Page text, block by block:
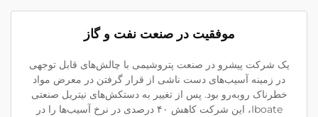
موفقیت در صنعت نفت و گاز
یک شرکت پیشرو در صنعت پتروشیمی با چالش‌های قابل توجهی
در زمینه آسیب‌های دست ناشی از قرار گرفتن در معرض مواد
خطرناک روبه‌رو بود. پس از تغییر به دستکش‌های نیتریل صنعتی
Iboate، این شرکت کاهش ۴۰ درصدی در نرخ آسیب‌ها را در